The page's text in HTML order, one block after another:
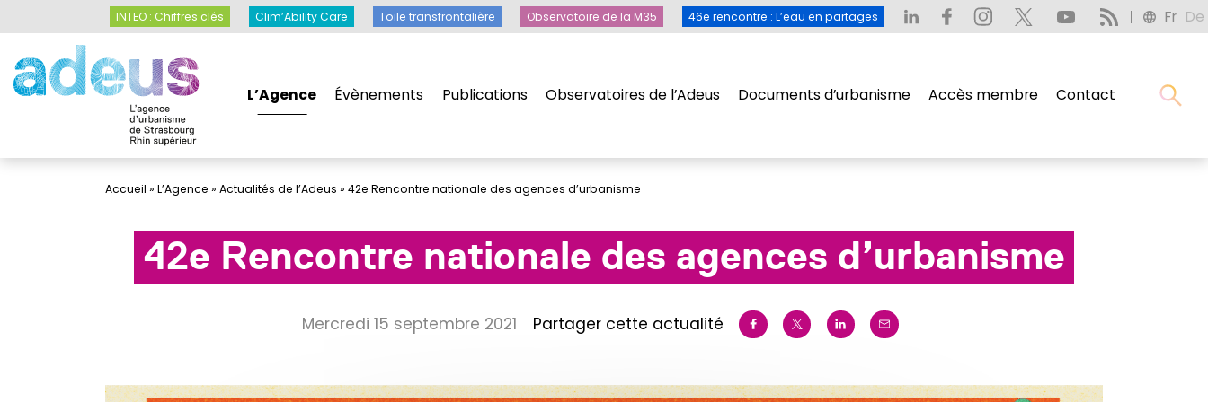
L’Agence Évènements Publications Observatoires de l’Adeus Documents d’urbanisme Accès membre Contact
INTEO : Chiffres clés Clim’Ability Care Toile transfrontalière Observatoire de la M35 46e rencontre : L’eau en partages Fr De
INTEO : Chiffres clés Clim’Ability Care Toile transfrontalière Observatoire de la M35 46e rencontre : L’eau en partages Fr De
Accueil » L’Agence » Actualités de l’Adeus » 42e Rencontre nationale des agences d’urbanisme
42e Rencontre nationale des agences d’urbanisme
mercredi 15 septembre 2021 Partager cette actualité
Panneau de gestion des cookies